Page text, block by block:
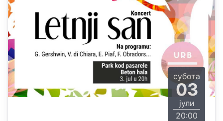
субота
03
јули
20:00